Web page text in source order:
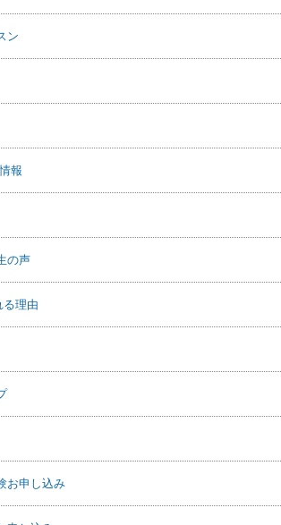
ン
報
の声
る理由
お申し込み